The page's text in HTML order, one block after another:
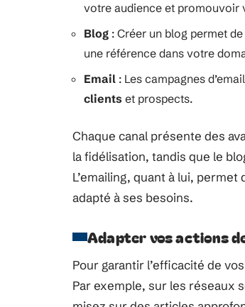
votre audience et promouvoir
Blog : Créer un blog permet
une référence dans votre
Email : Les campagnes
clients et prospects.
Chaque canal présente des
la fidélisation, tandis que le
L’emailing, quant à lui,
adapté à ses besoins.
Adapter vos actions
Pour garantir l’efficacité de
Par exemple, sur les réseaux